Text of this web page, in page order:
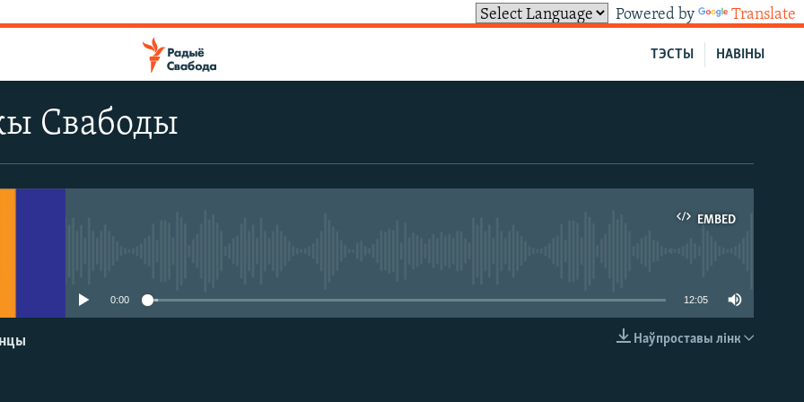
Powered by Translate
НАВІНЫ
ТЭСТЫ
Свабоды
EMBED
0:00 12:05
Наўпроставы лінк